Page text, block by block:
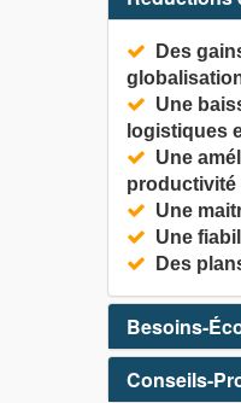
Des
Une
logistiques
Une
productivité
Une
Une
Des
Besoins-
Conseils-